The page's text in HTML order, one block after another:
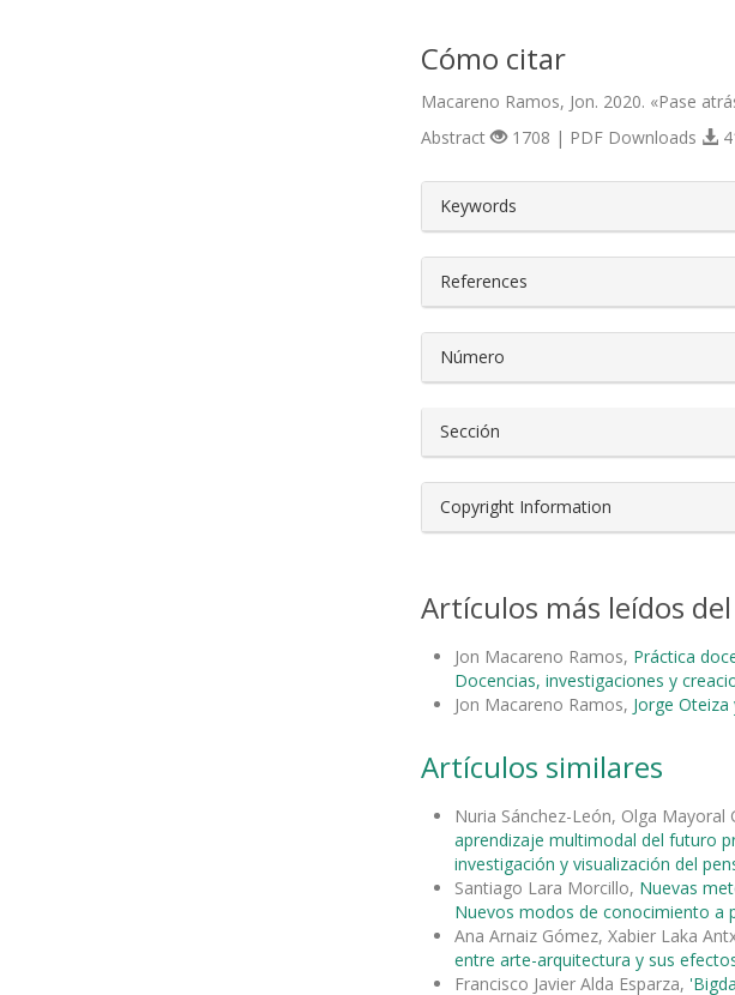
Cómo citar
Macareno Ramos, Jon. 2020. «Pase
Abstract 1708 | PDF Downloads
Keywords
References
Número
Sección
Copyright Information
Artículos más leídos
Jon Macareno Ramos, Práctica
Docencias, investigaciones y
Jon Macareno Ramos, Jorge
Artículos similares
Nuria Sánchez-León, Olga
aprendizaje multimodal del futuro
investigación y visualización del
Santiago Lara Morcillo, Nuevas
Nuevos modos de conocimiento a
Ana Arnaiz Gómez, Xabier Laka
entre arte-arquitectura y sus
Francisco Javier Alda Esparza,